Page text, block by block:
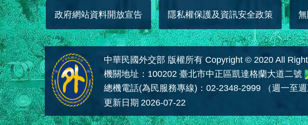
政府網站資料開放宣告 隱私權保護及資訊安全政策
中華民國外交部 版權所有 Copyright © 2020 All
機關地址：100202 臺北市中正區凱達格蘭大道二號
總機電話(為民服務專線)：02-2348-2999 （週一至週
更新日期 2026-07-22